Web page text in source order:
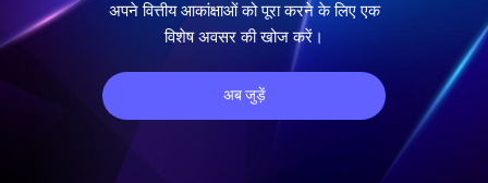
अपने वित्तीय आकांक्षाओं को पूरा करने के लिए एक
विशेष अवसर की खोज करें।
अब जुड़ें